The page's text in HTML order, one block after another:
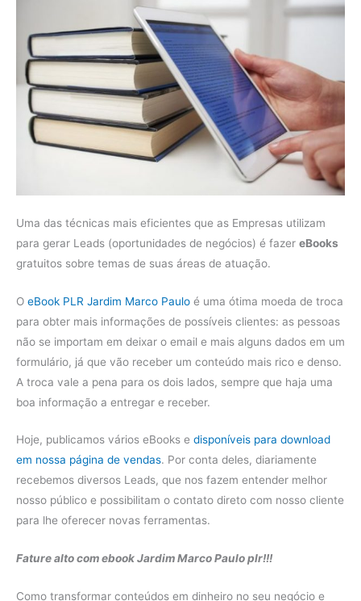
Uma das técnicas mais eficientes que as Empresas utilizam
para gerar Leads (oportunidades de negócios) é fazer eBooks
gratuitos sobre temas de suas áreas de atuação.
O eBook PLR Jardim Marco Paulo é uma ótima moeda de troca
para obter mais informações de possíveis clientes: as pessoas
não se importam em deixar o email e mais alguns dados em um
formulário, já que vão receber um conteúdo mais rico e denso.
A troca vale a pena para os dois lados, sempre que haja uma
boa informação a entregar e receber.
Hoje, publicamos vários eBooks e disponíveis para download
em nossa página de vendas. Por conta deles, diariamente
recebemos diversos Leads, que nos fazem entender melhor
nosso público e possibilitam o contato direto com nosso cliente
para lhe oferecer novas ferramentas.
Fature alto com ebook Jardim Marco Paulo plr!!!
Como transformar conteúdos em dinheiro no seu negócio e